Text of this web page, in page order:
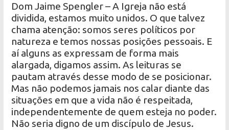
Dom Jaime Spengler – A Igreja não está
dividida, estamos muito unidos. O que talvez
chama atenção: somos seres políticos por
natureza e temos nossas posições pessoais. E
aí alguns as expressam de forma mais
alargada, digamos assim. As leituras se
pautam através desse modo de se posicionar.
Mas não podemos jamais nos calar diante das
situações em que a vida não é respeitada,
independentemente de quem esteja no poder.
Não seria digno de um discípulo de Jesus.